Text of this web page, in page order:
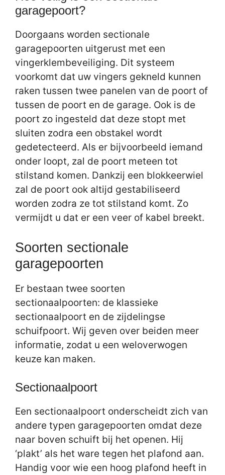
garagepoort?
Doorgaans worden sectionale
garagepoorten uitgerust met een
vingerklembeveiliging. Dit systeem
voorkomt dat uw vingers gekneld kunnen
raken tussen twee panelen van de poort of
tussen de poort en de garage. Ook is de
poort zo ingesteld dat deze stopt met
sluiten zodra een obstakel wordt
gedetecteerd. Als er bijvoorbeeld iemand
onder loopt, zal de poort meteen tot
stilstand komen. Dankzij een blokkeerwiel
zal de poort ook altijd gestabiliseerd
worden zodra ze tot stilstand komt. Zo
vermijdt u dat er een veer of kabel breekt.
Soorten sectionale
garagepoorten
Er bestaan twee soorten
sectionaalpoorten: de klassieke
sectionaalpoort en de zijdelingse
schuifpoort. Wij geven over beiden meer
informatie, zodat u een weloverwogen
keuze kan maken.
Sectionaalpoort
Een sectionaalpoort onderscheidt zich van
andere typen garagepoorten omdat deze
naar boven schuift bij het openen. Hij
‘plakt’ als het ware tegen het plafond aan.
Handig voor wie een hoog plafond heeft in